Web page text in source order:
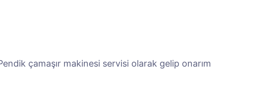
çamaşır makinesi servisi olarak gelip onarım